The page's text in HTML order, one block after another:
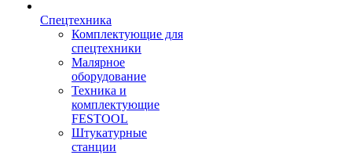
Спецтехника
Комплектующие для
спецтехники
Малярное
оборудование
Техника и
комплектующие
FESTOOL
Штукатурные
станции